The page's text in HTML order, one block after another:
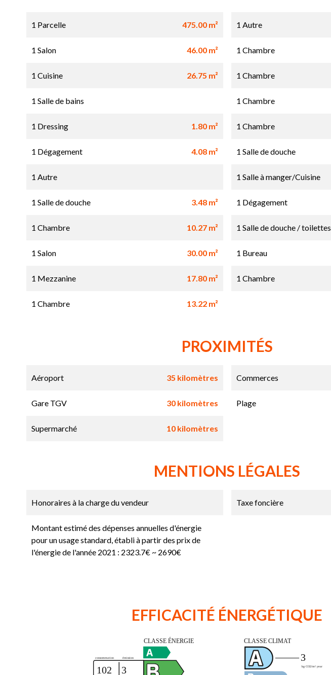
1 Parcelle 475.00 m² 1 Autre
1 Salon 46.00 m² 1 Chambre
1 Cuisine 26.75 m² 1 Chambre
1 Salle de bains 1 Chambre
1 Dressing 1.80 m² 1 Chambre
1 Dégagement 4.08 m² 1 Salle de douche
1 Autre 1 Salle à manger/Cuisine
1 Salle de douche 3.48 m² 1 Dégagement
1 Chambre 10.27 m² 1 Salle de douche / toilettes
1 Salon 30.00 m² 1 Bureau
1 Mezzanine 17.80 m² 1 Chambre
1 Chambre 13.22 m²
PROXIMITÉS
Aéroport 35 kilomètres Commerces
Gare TGV 30 kilomètres Plage
Supermarché 10 kilomètres
MENTIONS LÉGALES
Honoraires à la charge du vendeur Taxe foncière
Montant estimé des dépenses annuelles d'énergie
pour un usage standard, établi à partir des prix de
l'énergie de l'année 2021 : 2323.7€ ~ 2690€
EFFICACITÉ ÉNERGÉTIQUE